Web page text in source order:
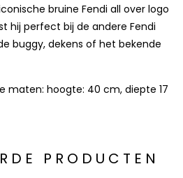
bruine Fendi all over logo
hij perfect bij de andere Fendi
buggy, dekens of het bekende
maten: hoogte: 40 cm, diepte 17
PRODUCTEN